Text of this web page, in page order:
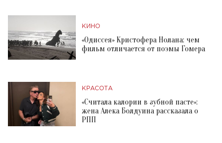
КИНО
«Одиссея» Кристофера Нолана: чем
фильм отличается от поэмы Гомера
КРАСОТА
«Считала калории в зубной пасте»:
жена Алека Болдуина рассказала о
РПП